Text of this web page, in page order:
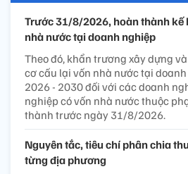
Trước 31/8/2026, hoàn thành kế
nhà nước tại doanh nghiệp
Theo đó, khẩn trương xây dựng
cơ cấu lại vốn nhà nước tại
2026 - 2030 đối với các doanh
nghiệp có vốn nhà nước thuộc
thành trước ngày 31/8/2026.
Nguyên tắc, tiêu chí phân chia
từng địa phương